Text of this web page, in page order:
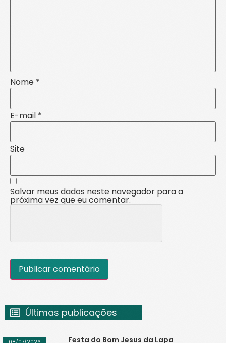
Nome *
E-mail *
Site
Salvar meus dados neste navegador para a
próxima vez que eu comentar.
Últimas publicações
Festa do Bom Jesus da Lapa